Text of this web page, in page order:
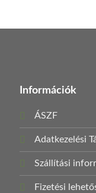
Információk
ÁSZF
Adatkezelési
Szállítási
Fizetési